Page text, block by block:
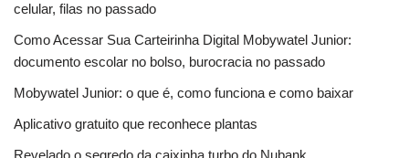
celular, filas no passado
Como Acessar Sua Carteirinha Digital Mobywatel Junior:
documento escolar no bolso, burocracia no passado
Mobywatel Junior: o que é, como funciona e como baixar
Aplicativo gratuito que reconhece plantas
Revelado o segredo da caixinha turbo do Nubank